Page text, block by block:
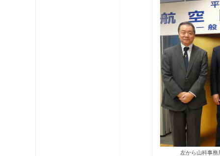
左から山科事務